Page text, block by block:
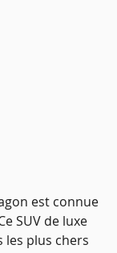
est connue
SUV de luxe
les plus chers